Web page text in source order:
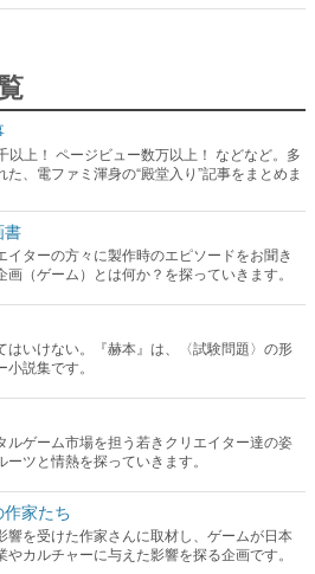
以上！ ページビュー数万以上！ などなど。多
た、電ファミ渾身の“殿堂入り”記事をまとめま
書
イターの方々に製作時のエピソードをお聞き
画（ゲーム）とは何か？を探っていきます。
はいけない。『赫本』は、〈試験問題〉の形
説集です。
ルゲーム市場を担う若きクリエイター達の姿
ツと情熱を探っていきます。
家たち
響を受けた作家さんに取材し、ゲームが日本
カルチャーに与えた影響を探る企画です。